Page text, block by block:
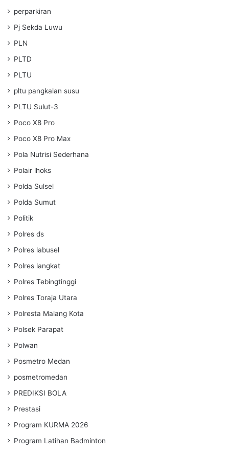
perparkiran
Pj Sekda Luwu
PLN
PLTD
PLTU
pltu pangkalan susu
PLTU Sulut-3
Poco X8 Pro
Poco X8 Pro Max
Pola Nutrisi Sederhana
Polair lhoks
Polda Sulsel
Polda Sumut
Politik
Polres ds
Polres labusel
Polres langkat
Polres Tebingtinggi
Polres Toraja Utara
Polresta Malang Kota
Polsek Parapat
Polwan
Posmetro Medan
posmetromedan
PREDIKSI BOLA
Prestasi
Program KURMA 2026
Program Latihan Badminton